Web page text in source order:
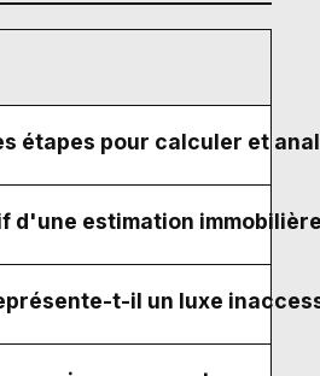
étapes pour calculer et
d'une estimation
t-il un luxe